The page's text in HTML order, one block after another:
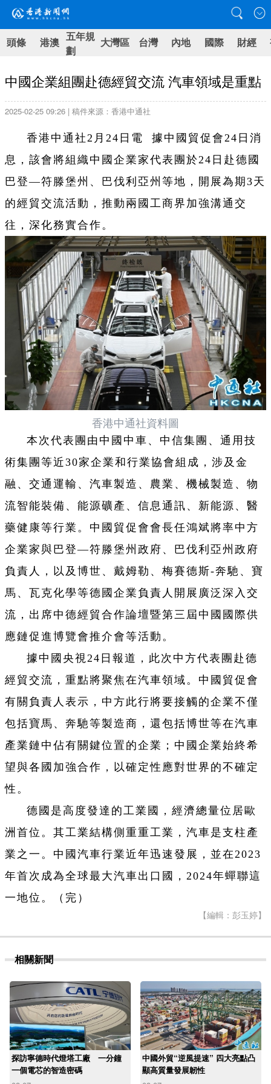
頭條 港澳 五年規
劃
大灣區 台灣 內地 國際 財經
中國企業組團赴德經貿交流 汽車領域是重點
2025-02-25 09:26 | 稿件來源：香港中通社
香港中通社2月24日電 據中國貿促會24日消
息，該會將組織中國企業家代表團於24日赴德國
巴登—符滕堡州、巴伐利亞州等地，開展為期3天
的經貿交流活動，推動兩國工商界加強溝通交
往，深化務實合作。
香港中通社資料圖
本次代表團由中國中車、中信集團、通用技
術集團等近30家企業和行業協會組成，涉及金
融、交通運輸、汽車製造、農業、機械製造、物
流智能裝備、能源礦產、信息通訊、新能源、醫
藥健康等行業。中國貿促會會長任鴻斌將率中方
企業家與巴登—符滕堡州政府、巴伐利亞州政府
負責人，以及博世、戴姆勒、梅賽德斯-奔馳、寶
馬、瓦克化學等德國企業負責人開展廣泛深入交
流，出席中德經貿合作論壇暨第三屆中國國際供
應鏈促進博覽會推介會等活動。
據中國央視24日報道，此次中方代表團赴德
經貿交流，重點將聚焦在汽車領域。中國貿促會
有關負責人表示，中方此行將要接觸的企業不僅
包括寶馬、奔馳等製造商，還包括博世等在汽車
產業鏈中佔有關鍵位置的企業；中國企業始終希
望與各國加強合作，以確定性應對世界的不確定
性。
德國是高度發達的工業國，經濟總量位居歐
洲首位。其工業結構側重重工業，汽車是支柱產
業之一。中國汽車行業近年迅速發展，並在2023
年首次成為全球最大汽車出口國，2024年蟬聯這
一地位。（完）
【編輯：彭玉婷】
相關新聞
探訪寧德時代燈塔工廠 一分鐘
一個電芯的智造密碼
中國外貿“逆風提速” 四大亮點凸
顯高質量發展韌性